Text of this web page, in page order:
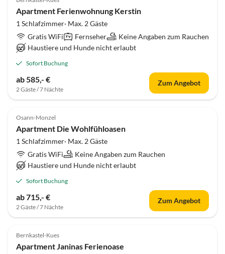
Apartment Ferienwohnung Kerstin
1 Schlafzimmer· Max. 2 Gäste
Gratis WiFi
Fernseher
Keine Angaben zum Rauchen
Haustiere und Hunde nicht erlaubt
Sofort Buchung
ab 585,- €
2 Gäste / 7 Nächte
Zum Angebot
Osann-Monzel
Apartment Die Wohlfühloasen
1 Schlafzimmer· Max. 2 Gäste
Gratis WiFi
Keine Angaben zum Rauchen
Haustiere und Hunde nicht erlaubt
Sofort Buchung
ab 715,- €
2 Gäste / 7 Nächte
Zum Angebot
Bernkastel-Kues
Apartment Janinas Ferienoase